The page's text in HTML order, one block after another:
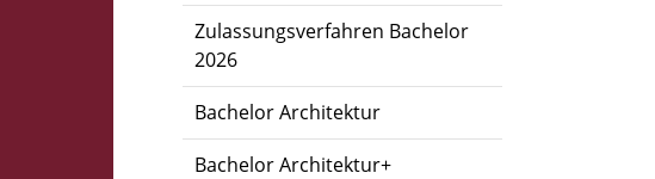
Zulassungsverfahren Bachelor
2026
Bachelor Architektur
Bachelor Architektur+